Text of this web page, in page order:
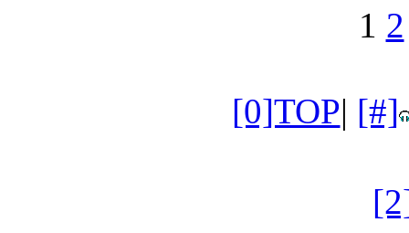
1 2
[0]TOP| [#]